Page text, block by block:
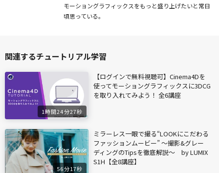
モーショングラフィックスをもっと盛り上げたいと常日
頃思っている。
関連するチュートリアル学習
1時間24分27秒
【ログインで無料視聴可】Cinema4Dを
使ってモーショングラフィックスに3DCG
を取り入れてみよう！ 全6講座
56分17秒
ミラーレス一眼で撮る“LOOKにこだわる
ファッションムービー” ～撮影&グレー
ディングのTipsを徹底解説～ by LUMIX
S1H【全8講座】